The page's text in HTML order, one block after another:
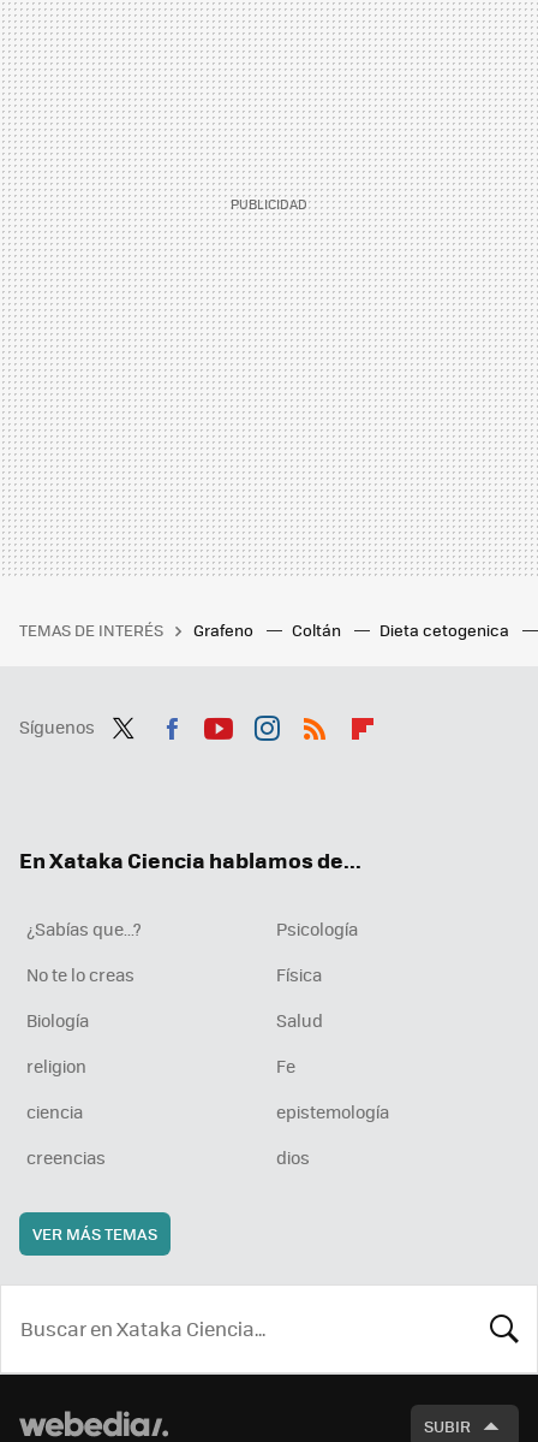
TEMAS DE INTERÉS Grafeno Coltán Dieta cetogenica
Síguenos
En Xataka Ciencia hablamos de...
¿Sabías que...?
Psicología
No te lo creas
Física
Biología
Salud
religion
Fe
ciencia
epistemología
creencias
dios
VER MÁS TEMAS
SUBIR